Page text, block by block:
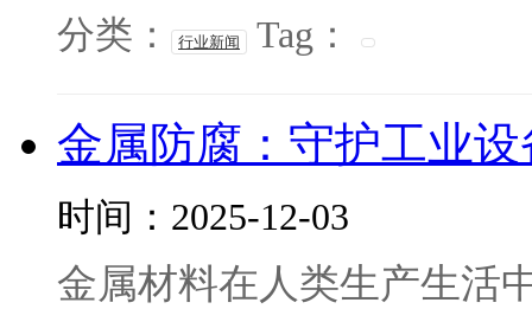
分类： 行业新闻 Tag：
金属防腐：守护工业
时间：2025-12-03
金属材料在人类生产生活